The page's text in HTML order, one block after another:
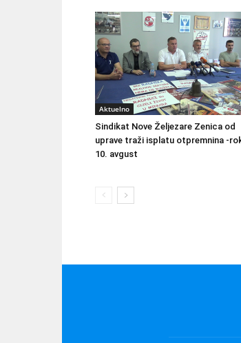
Aktuelno
Sindikat Nove Željezare Zenica od
uprave traži isplatu otpremnina -
10. avgust